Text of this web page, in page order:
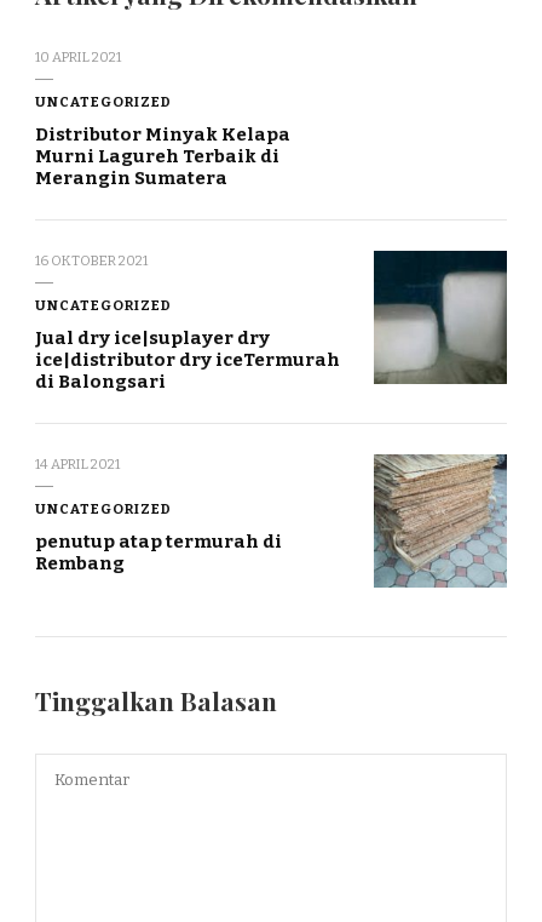
10 APRIL 2021
UNCATEGORIZED
Distributor Minyak Kelapa
Murni Lagureh Terbaik di
Merangin Sumatera
16 OKTOBER 2021
UNCATEGORIZED
Jual dry ice|suplayer dry
ice|distributor dry iceTermurah
di Balongsari
14 APRIL 2021
UNCATEGORIZED
penutup atap termurah di
Rembang
Tinggalkan Balasan